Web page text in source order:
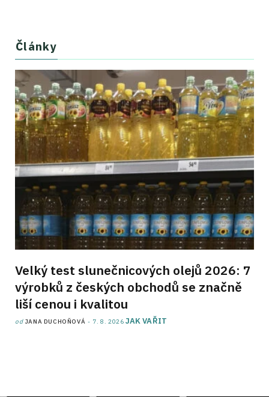
Články
Velký test slunečnicových olejů 2026: 7
výrobků z českých obchodů se značně
liší cenou i kvalitou
od JANA DUCHOŇOVÁ 7. 8. 2026 JAK VAŘIT